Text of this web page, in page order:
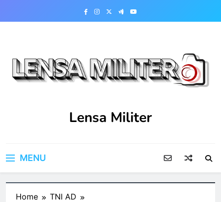
Lensa Militer
MENU
Home
TNI AD